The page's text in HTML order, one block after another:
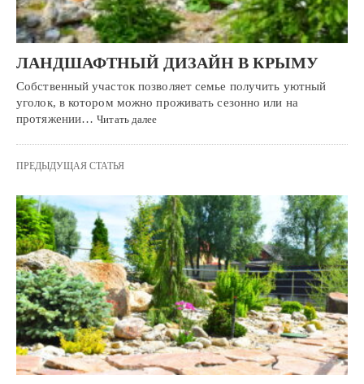
ЛАНДШАФТНЫЙ ДИЗАЙН В КРЫМУ
Собственный участок позволяет семье получить уютный
уголок, в котором можно проживать сезонно или на
протяжении…Читать далее
ПРЕДЫДУЩАЯ СТАТЬЯ